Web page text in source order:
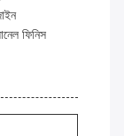
ফিনিস